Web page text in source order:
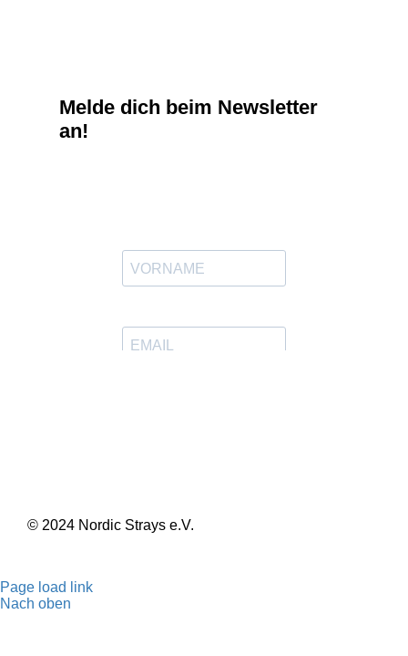
Melde dich beim Newsletter
an!
© 2024 Nordic Strays e.V.
Page load link
Nach oben